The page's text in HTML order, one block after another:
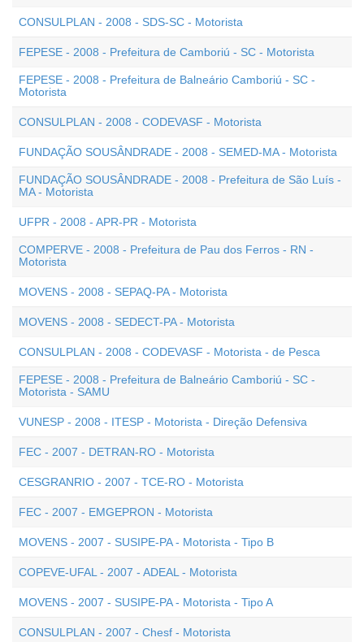
CONSULPLAN - 2008 - SDS-SC - Motorista
FEPESE - 2008 - Prefeitura de Camboriú - SC - Motorista
FEPESE - 2008 - Prefeitura de Balneário Camboriú - SC -
Motorista
CONSULPLAN - 2008 - CODEVASF - Motorista
FUNDAÇÃO SOUSÂNDRADE - 2008 - SEMED-MA - Motorista
FUNDAÇÃO SOUSÂNDRADE - 2008 - Prefeitura de São Luís -
MA - Motorista
UFPR - 2008 - APR-PR - Motorista
COMPERVE - 2008 - Prefeitura de Pau dos Ferros - RN -
Motorista
MOVENS - 2008 - SEPAQ-PA - Motorista
MOVENS - 2008 - SEDECT-PA - Motorista
CONSULPLAN - 2008 - CODEVASF - Motorista - de Pesca
FEPESE - 2008 - Prefeitura de Balneário Camboriú - SC -
Motorista - SAMU
VUNESP - 2008 - ITESP - Motorista - Direção Defensiva
FEC - 2007 - DETRAN-RO - Motorista
CESGRANRIO - 2007 - TCE-RO - Motorista
FEC - 2007 - EMGEPRON - Motorista
MOVENS - 2007 - SUSIPE-PA - Motorista - Tipo B
COPEVE-UFAL - 2007 - ADEAL - Motorista
MOVENS - 2007 - SUSIPE-PA - Motorista - Tipo A
CONSULPLAN - 2007 - Chesf - Motorista